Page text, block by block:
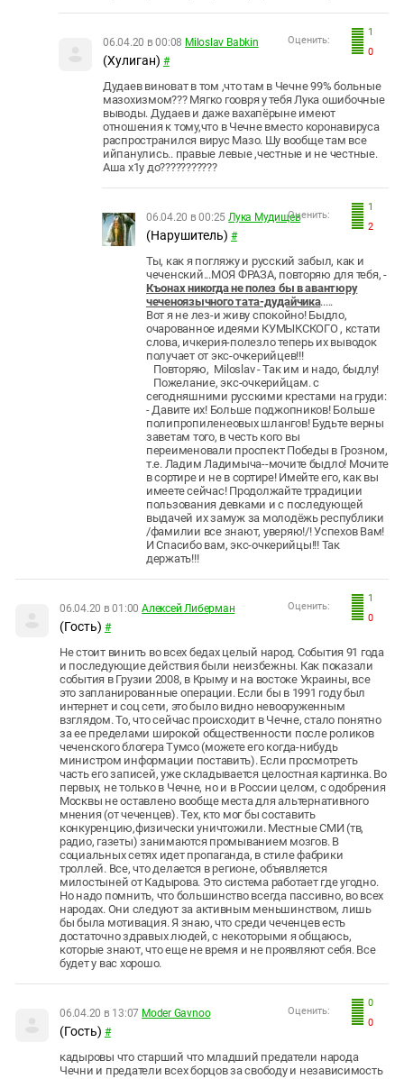
1
0
Оценить:
06.04.20 в 00:08 Miloslav Babkin
(Хулиган) #
Дудаев виноват в том ,что там в Чечне 99% больные
мазохизмом??? Мягко гоовря у тебя Лука ошибочные
выводы. Дудаев и даже вахапёрыне имеют
отношения к тому,что в Чечне вместо коронавируса
распространился вирус Мазо. Шу вообще там все
ийпанулись.. правые левые ,честные и не честные.
Аша х1у до???????????
1
2
Оценить:
06.04.20 в 00:25 Лука Мудищев
(Нарушитель) #
Ты, как я погляжу и русский забыл, как и
чеченский...МОЯ ФРАЗА, повторяю для тебя, -
Къонах никогда не полез бы в авантюру
чеченоязычного тата-дудайчика.....
Вот я не лез-и живу спокойно! Быдло,
очарованное идеями КУМЫКСКОГО , кстати
слова, ичкерия-полезло теперь их выводок
получает от экс-очкерийцев!!!
Повторяю, Miloslav - Так им и надо, быдлу!
Пожелание, экс-очкерийцам. с
сегодняшними русскими крестами на груди:
- Давите их! Больше поджопников! Больше
полипропиленеовых шлангов! Будьте верны
заветам того, в честь кого вы
переименовали проспект Победы в Грозном,
т.е. Ладим Ладимыча--мочите быдло! Мочите
в сортире и не в сортире! Имейте его, как вы
имеете сейчас! Продолжайте тррадиции
пользования девками и с последующей
выдачей их замуж за молодёжь республики
/фамилии все знают, уверяю!/! Успехов Вам!
И Спасибо вам, экс-очкерийцы!!! Так
держать!!!
1
0
Оценить:
06.04.20 в 01:00 Алексей Либерман
(Гость) #
Не стоит винить во всех бедах целый народ. События 91 года
и последующие действия были неизбежны. Как показали
события в Грузии 2008, в Крыму и на востоке Украины, все
это запланированные операции. Если бы в 1991 году был
интернет и соц сети, это было видно невооруженным
взглядом. То, что сейчас происходит в Чечне, стало понятно
за ее пределами широкой общественности после роликов
чеченского блогера Тумсо (можете его когда-нибудь
министром информации поставить). Если просмотреть
часть его записей, уже складывается целостная картинка. Во
первых, не только в Чечне, но и в России целом, с одобрения
Москвы не оставлено вообще места для альтернативного
мнения (от чеченцев). Тех, кто мог бы составить
конкуренцию,физически уничтожили. Местные СМИ (тв,
радио, газеты) занимаются промыванием мозгов. В
социальных сетях идет пропаганда, в стиле фабрики
троллей. Все, что делается в регионе, объявляется
милостыней от Кадырова. Это система работает где угодно.
Но надо помнить, что большинство всегда пассивно, во всех
народах. Они следуют за активным меньшинством, лишь
бы была мотивация. Я знаю, что среди чеченцев есть
достаточно здравых людей, с некоторыми я общаюсь,
которые знают, что еще не время и не проявляют себя. Все
будет у вас хорошо.
0
0
Оценить:
06.04.20 в 13:07 Moder Gavnoo
(Гость) #
кадыровы что старший что младший предатели народа
Чечни и предатели всех борцов за свободу и независимость